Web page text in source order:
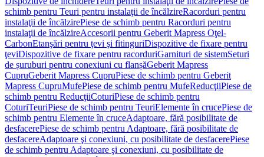
schimb pentru Teuri pentru instalaţii de încălzireRacorduri pentru
instalaţii de încălzirePiese de schimb pentru Racorduri pentru
instalaţii de încălzireAccesorii pentru Geberit Mapress Oţel-
CarbonEtanşări pentru ţevi şi fitinguriDispozitive de fixare pentru
ţeviDispozitive de fixare pentru racorduriGarnituri de sistemSeturi
de șuruburi pentru conexiuni cu flanșăGeberit Mapress
CupruGeberit Mapress CupruPiese de schimb pentru Geberit
Mapress CupruMufePiese de schimb pentru MufeReducţiiPiese de
schimb pentru ReducţiiCoturiPiese de schimb pentru
CoturiTeuriPiese de schimb pentru TeuriElemente în crucePiese de
schimb pentru Elemente în cruceAdaptoare, fără posibilitate de
desfacerePiese de schimb pentru Adaptoare, fără posibilitate de
desfacereAdaptoare şi conexiuni, cu posibilitate de desfacerePiese
de schimb pentru Adaptoare şi conexiuni, cu posibilitate de